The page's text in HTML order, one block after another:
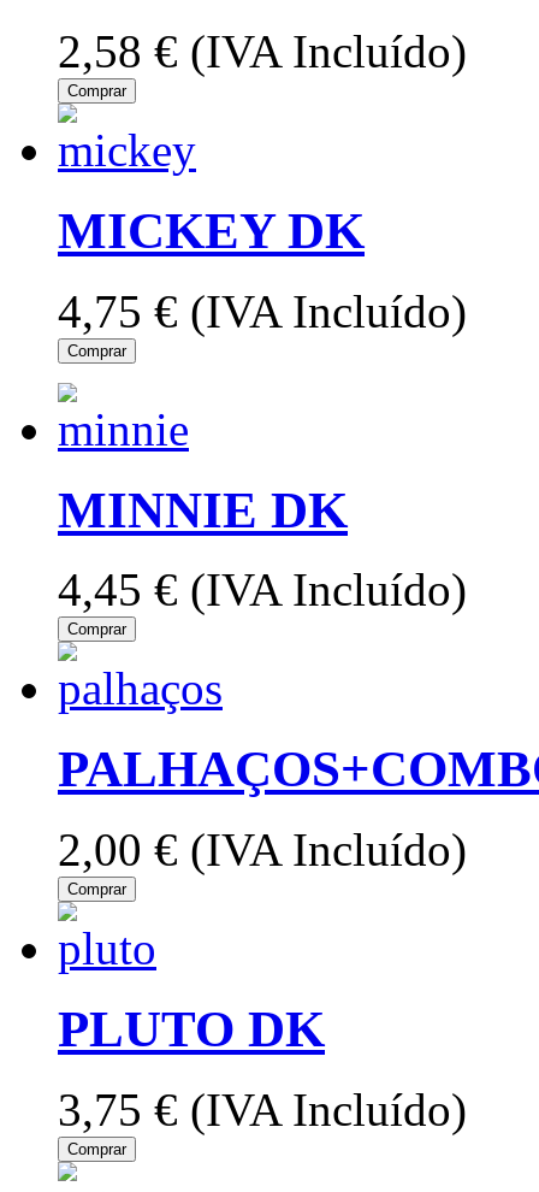
2,58 € (IVA Incluído)
Comprar
MICKEY DK
4,75 € (IVA Incluído)
Comprar
MINNIE DK
4,45 € (IVA Incluído)
Comprar
2,00 € (IVA Incluído)
Comprar
PLUTO DK
3,75 € (IVA Incluído)
Comprar